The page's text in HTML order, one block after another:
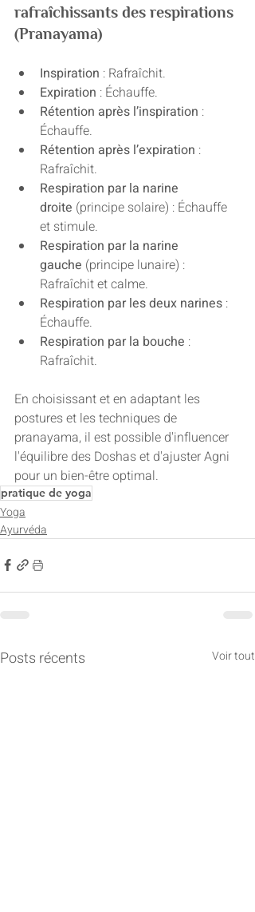
rafraîchissants des respirations
(Pranayama)
Inspiration : Rafraîchit.
Expiration : Échauffe.
Rétention après l’inspiration :
Échauffe.
Rétention après l’expiration :
Rafraîchit.
Respiration par la narine
droite (principe solaire) : Échauffe
et stimule.
Respiration par la narine
gauche (principe lunaire) :
Rafraîchit et calme.
Respiration par les deux narines :
Échauffe.
Respiration par la bouche :
Rafraîchit.
En choisissant et en adaptant les
postures et les techniques de
pranayama, il est possible d'influencer
l'équilibre des Doshas et d'ajuster Agni
pour un bien-être optimal.
pratique de yoga
Yoga
Ayurvéda
Posts récents Voir tout